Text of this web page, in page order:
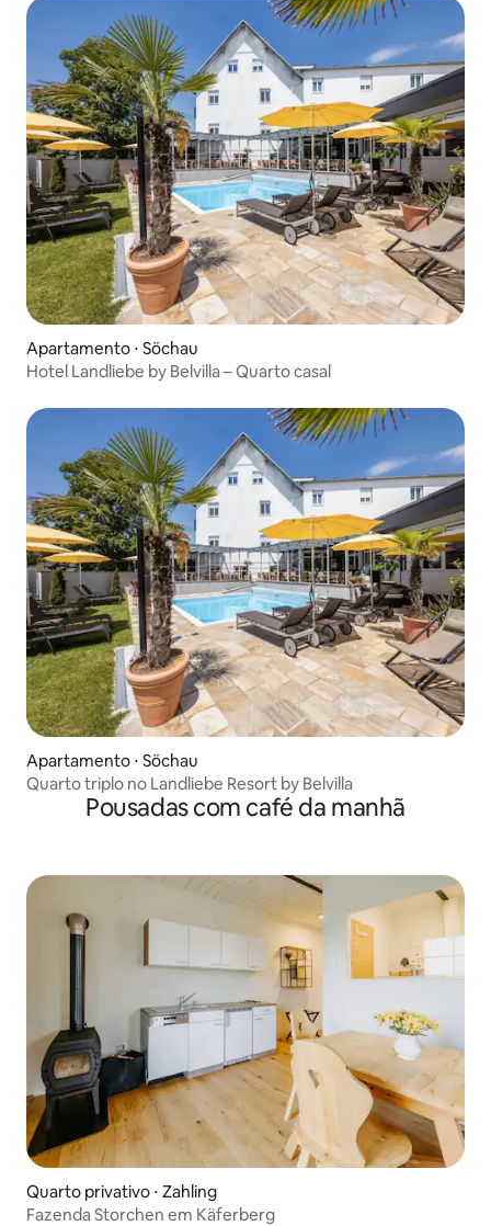
Apartamento ⋅ Söchau
Hotel Landliebe by Belvilla – Quarto casal
Apartamento ⋅ Söchau
Quarto triplo no Landliebe Resort by Belvilla
Pousadas com café da manhã
Quarto privativo ⋅ Zahling
Fazenda Storchen em Käferberg